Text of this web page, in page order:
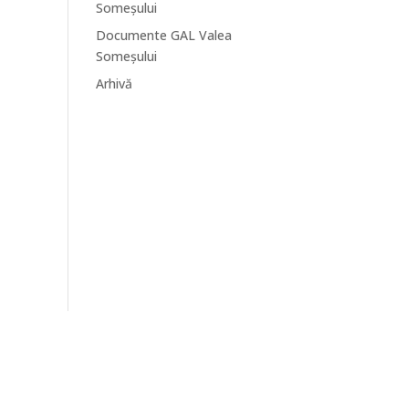
Someșului
Documente GAL Valea
Someșului
Arhivă